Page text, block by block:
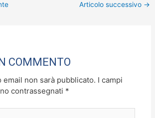
l
Articolo successivo →
COMMENTO
email non sarà pubblicato. I campi
contrassegnati *